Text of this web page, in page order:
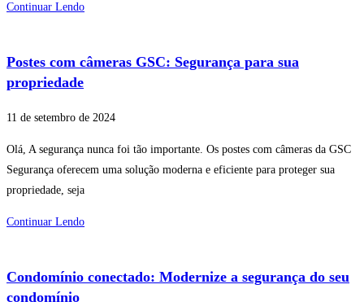
Continuar Lendo
Postes com câmeras GSC: Segurança para sua
propriedade
11 de setembro de 2024
Olá, A segurança nunca foi tão importante. Os postes com câmeras da GSC
Segurança oferecem uma solução moderna e eficiente para proteger sua
propriedade, seja
Continuar Lendo
Condomínio conectado: Modernize a segurança do seu
condomínio